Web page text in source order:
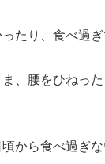
たり、食べ過
、腰をひねっ
から食べ過ぎな